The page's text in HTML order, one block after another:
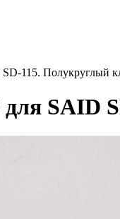
SD-115. Полукруглый
SAID